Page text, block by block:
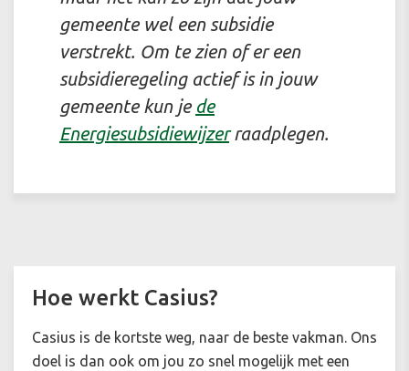
gemeente wel een subsidie
verstrekt. Om te zien of er een
subsidieregeling actief is in jouw
gemeente kun je de
Energiesubsidiewijzerraadplegen.
Hoe werkt Casius?
Casius is de kortste weg, naar de beste vakman. Ons
doel is dan ook om jou zo snel mogelijk met een